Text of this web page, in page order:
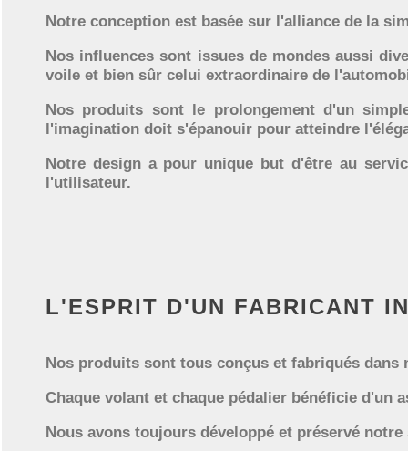
Notre conception est basée sur l'alliance de la
Nos influences sont issues de mondes aussi
voile et bien sûr celui extraordinaire de
Nos produits sont le prolongement d'un
l'imagination doit s'épanouir pour atteindre
Notre design a pour unique but d'être au
l'utilisateur.
L'ESPRIT D'UN FABRICANT
Nos produits sont tous conçus et fabriqués dans
Chaque volant et chaque pédalier bénéficie d'un
Nous avons toujours développé et préservé